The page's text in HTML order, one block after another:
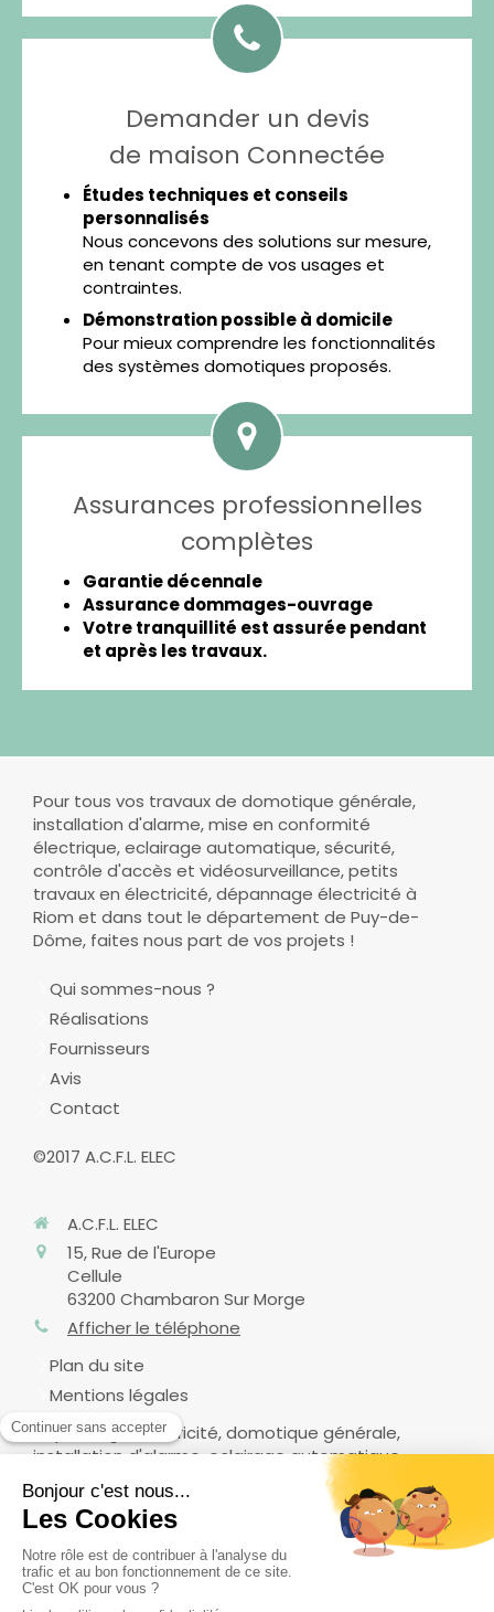
Demander un devis
de maison Connectée
Études techniques et conseils
personnalisés
Nous concevons des solutions sur mesure,
en tenant compte de vos usages et
contraintes.
Démonstration possible à domicile
Pour mieux comprendre les fonctionnalités
des systèmes domotiques proposés.
Assurances professionnelles
complètes
Garantie décennale
Assurance dommages-ouvrage
Votre tranquillité est assurée pendant
et après les travaux.
Pour tous vos travaux de domotique générale,
installation d'alarme, mise en conformité
électrique, eclairage automatique, sécurité,
contrôle d'accès et vidéosurveillance, petits
travaux en électricité, dépannage électricité à
Riom et dans tout le département de Puy-de-
Dôme, faites nous part de vos projets !
Qui sommes-nous ?
Réalisations
Fournisseurs
Avis
Contact
©2017 A.C.F.L. ELEC
A.C.F.L. ELEC
15, Rue de l'Europe
Cellule
63200 Chambaron Sur Morge
Afficher le téléphone
Plan du site
Mentions légales
Dépannage électricité, domotique générale,
installation d'alarme, eclairage automatique,
sécurité, contrôle d'accès et vidéosurveillance,
petits travaux en électricité, mise en conformité
électrique
Demander un devis